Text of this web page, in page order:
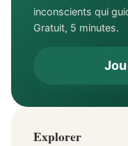
inconscients qui
Gratuit, 5 minutes.
Explorer